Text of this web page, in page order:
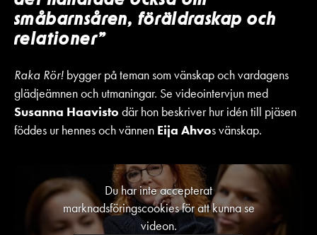
småbarnsåren, föräldraskap och
relationer”
Raka Rör! bygger på teman som vänskap och vardagens
glädjeämnen och utmaningar. Se videointervjun med
Susanna Haavisto där hon beskriver hur idén till pjäsen
föddes ur hennes och vännen Eija Ahvos vänskap.
Du har inte accepterat
marknadsföringscookies för att kunna se
videon.